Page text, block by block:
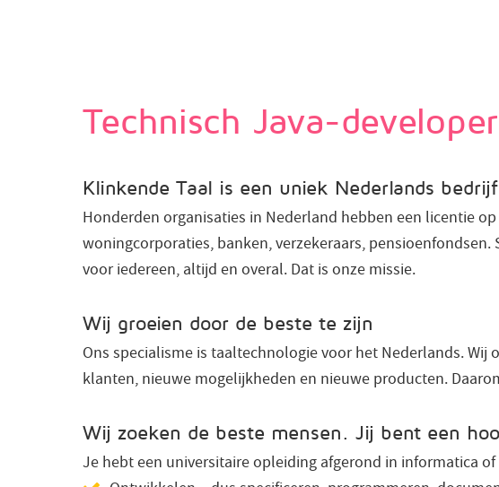
Technisch Java-
Klinkende Taal is een uniek Nederlands bedrijf
Honderden organisaties in Nederland hebben een licentie
woningcorporaties, banken, verzekeraars,
voor iedereen, altijd en overal. Dat is onze missie.
Wij groeien door de beste te zijn
Ons specialisme is taaltechnologie voor het Nederlands.
klanten, nieuwe mogelijkheden en nieuwe producten.
Wij zoeken de beste mensen. Jij bent een
Je hebt een universitaire opleiding afgerond in informatica